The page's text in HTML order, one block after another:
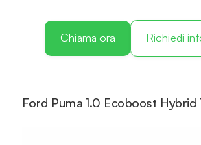
Chiama ora Richiedi
Ford Puma 1.0 Ecoboost Hybrid